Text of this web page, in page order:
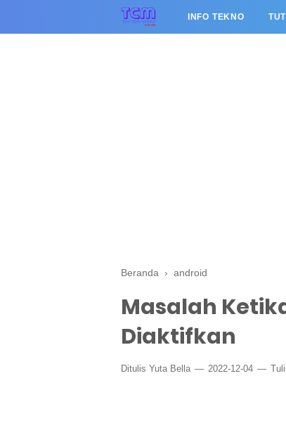
INFO TEKNO
Beranda › android
Masalah
Diaktifkan
Ditulis Yuta Bella 2022-12-04